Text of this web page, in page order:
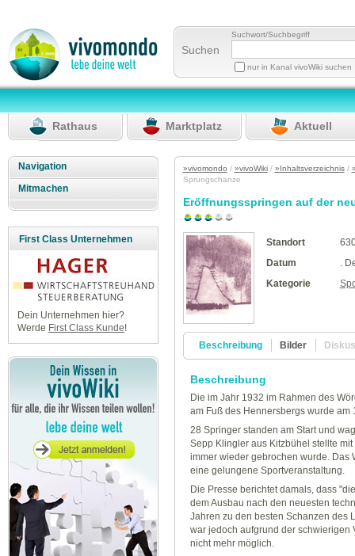
Suchen
Suchwort/Suchbegriff
nur in Kanal vivoWiki suchen
Rathaus Marktplatz Aktuell
Navigation
Mitmachen
First Class Unternehmen
Dein Unternehmen hier?
Werde First Class Kunde!
»vivomondo / »vivoWiki/ »Inhaltsverzeichnis/
Sprungschanze
Eröffnungsspringen auf der
Standort
Datum
.
Kategorie
Beschreibung Bilder
Beschreibung
Die im Jahr 1932 im Rahmen des
am Fuß des Hennersbergs wurde am
28 Springer standen am Start und
Sepp Klingler aus Kitzbühel stellte
immer wieder gebrochen wurde. Das
eine gelungene Sportveranstaltung.
Die Presse berichtet damals, dass
dem Ausbau nach den neuesten
Jahren zu den besten Schanzen des
war jedoch aufgrund der schwierigen
nicht mehr möglich.